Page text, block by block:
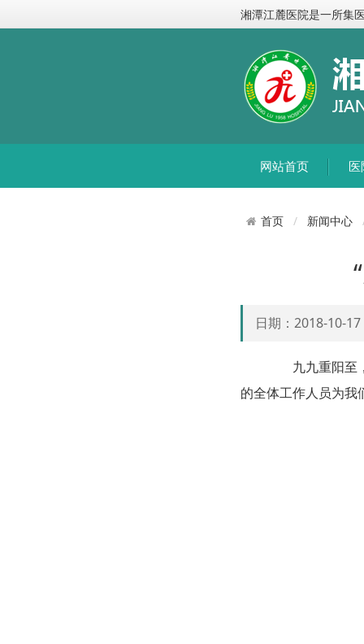
湘潭江麓医院是一所集
网站首页 医
首页 新闻中心
日期：2018-10-
九九重阳至，
的全体工作人员为我